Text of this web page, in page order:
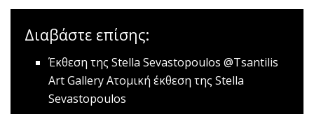
Διαβάστε επίσης:
Έκθεση της Stella Sevastopoulos @Tsantilis
Art GalleryΑτομική έκθεση της Stella
Sevastopoulos